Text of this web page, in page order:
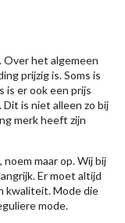
Over het algemeen
prijzig is. Soms is
is er ook een prijs
is niet alleen zo bij
merk heeft zijn
noem maar op. Wij bij
Er moet altijd
kwaliteit. Mode die
mode.